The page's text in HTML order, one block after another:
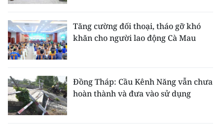
Tăng cường đối thoại, tháo gỡ khó
khăn cho người lao động Cà Mau
Đồng Tháp: Cầu Kênh Năng vẫn chưa
hoàn thành và đưa vào sử dụng